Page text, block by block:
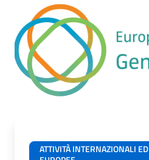
ATTIVITÀ INTERNAZIONALI ED